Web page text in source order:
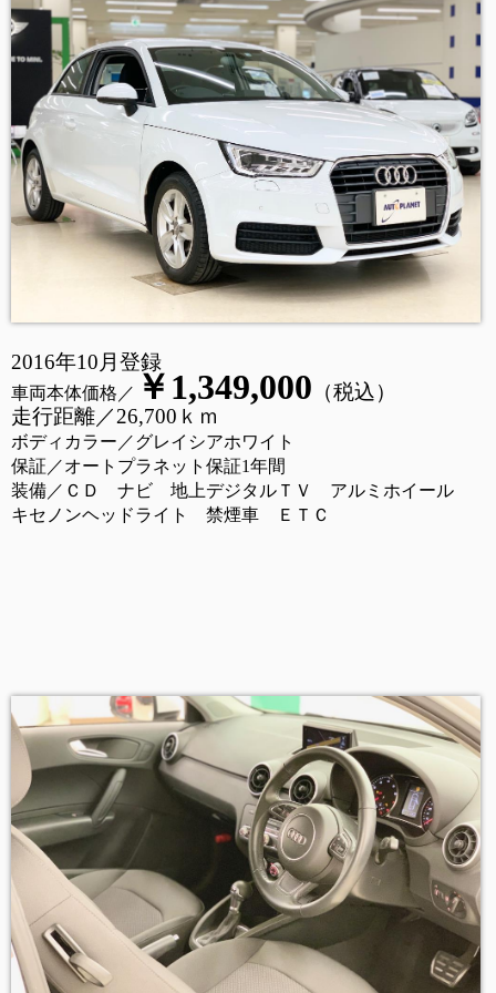
2016年10月登録
車両本体価格／ ￥1,349,000 （税込）
走行距離／26,700ｋｍ
ボディカラー／グレイシアホワイト
保証／オートプラネット保証1年間
装備／ＣＤ ナビ 地上デジタルＴＶ アルミホイール
キセノンヘッドライト 禁煙車 ＥＴＣ